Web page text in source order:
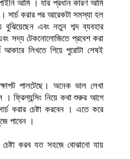
আমি । যার প্রধান কারণ আমি
। সার্চ করার পর আরেকটা সমস্যা হল
বুঝিয়েছেন এবং নতুন শব্দ ব্যবহার
সদ্য টেকনোলোজিতে প্রবেশ করা
লিখতে গিয়ে পুরোটা শেষই
পালটেছে। অনেক ভাল লেখা
। ফ্রিল্যন্সিং নিয়ে কথা শুরুর আগে
করার চেষ্টা করবেন । এতে করে
পাবেন ।
করব যত সহজে বোঝানো যায়